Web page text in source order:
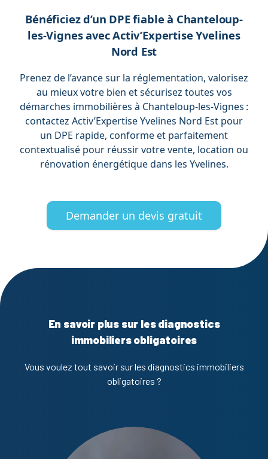
Bénéficiez d’un DPE fiable à Chanteloup-
les-Vignes avec Activ’Expertise Yvelines
Nord Est
Prenez de l’avance sur la réglementation, valorisez
au mieux votre bien et sécurisez toutes vos
démarches immobilières à Chanteloup-les-Vignes :
contactez Activ’Expertise Yvelines Nord Est pour
un DPE rapide, conforme et parfaitement
contextualisé pour réussir votre vente, location ou
rénovation énergétique dans les Yvelines.
Demander un devis gratuit
En savoir plus sur les diagnostics
immobiliers obligatoires
Vous voulez tout savoir sur les diagnostics immobiliers
obligatoires ?